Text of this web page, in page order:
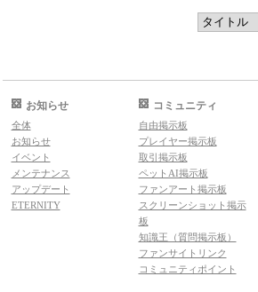
お知らせ
全体
お知らせ
イベント
メンテナンス
アップデート
ETERNITY
コミュニティ
自由掲示板
プレイヤー掲示板
取引掲示板
ペットAI掲示板
ファンアート掲示板
スクリーンショット掲示
板
知識王（質問掲示板）
ファンサイトリンク
コミュニティポイント